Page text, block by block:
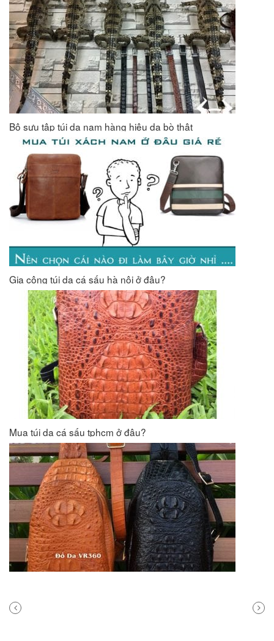
Bộ sưu tập túi da nam hàng hiệu da bò thật
Gia công túi da cá sấu hà nội ở đâu?
Mua túi da cá sấu tphcm ở đâu?
NEXT